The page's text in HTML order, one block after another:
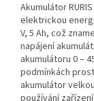
Akumulátor
elektrickou
V, 5 Ah, což
napájení
akumulátoru 0 –
podmínkách
akumulátor